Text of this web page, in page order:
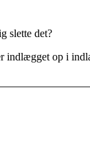
slette det?
indlægget op i